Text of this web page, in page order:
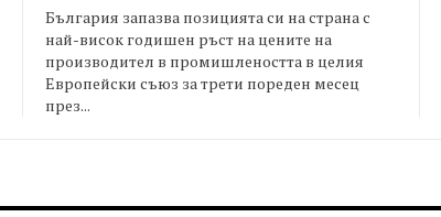
България запазва позицията си на страна с
най-висок годишен ръст на цените на
производител в промишлеността в целия
Европейски съюз за трети пореден месец
през...